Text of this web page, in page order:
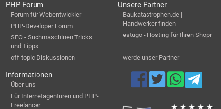
PHP Forum
Forum für Webentwickler
PHP-Developer Forum
SEO - Suchmaschinen Tricks
und Tipps
off-topic Diskussionen
Unsere Partner
Baukatastrophen.de |
Handwerker finden
estugo - Hosting für Ihren Shopr
werde unser Partner
Informationen
Über uns
Für Internetagenturen und PHP-
Freelancer